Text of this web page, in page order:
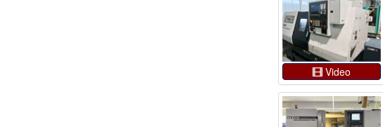
Video